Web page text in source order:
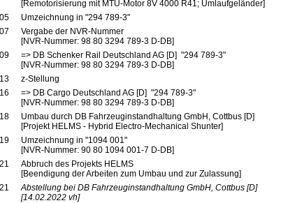
[Remotorisierung mit MTU-Motor 8V 4000 R41; Umlaufgeländer]
Umzeichnung in "294 789-3"
Vergabe der NVR-Nummer
[NVR-Nummer: 98 80 3294 789-3 D-DB]
=> DB Schenker Rail Deutschland AG [D] "294 789-3"
[NVR-Nummer: 98 80 3294 789-3 D-DB]
z-Stellung
=> DB Cargo Deutschland AG [D] "294 789-3"
[NVR-Nummer: 98 80 3294 789-3 D-DB]
Umbau durch DB Fahrzeuginstandhaltung GmbH, Cottbus [D]
[Projekt HELMS - Hybrid Electro-Mechanical Shunter]
Umzeichnung in "1094 001"
[NVR-Nummer: 90 80 1094 001-7 D-DB]
Abbruch des Projekts HELMS
[Beendigung der Arbeiten zum Umbau und zur Zulassung]
Abstellung bei DB Fahrzeuginstandhaltung GmbH, Cottbus [D]
[14.02.2022 vh]